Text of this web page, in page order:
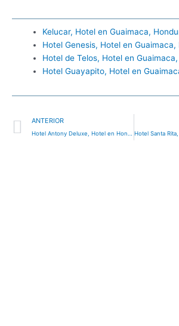
Kelucar, Hotel en Guaimaca,
Hotel Genesis, Hotel en Guaimaca,
Hotel de Telos, Hotel en
Hotel Guayapito, Hotel en
Ant
ANTERIOR